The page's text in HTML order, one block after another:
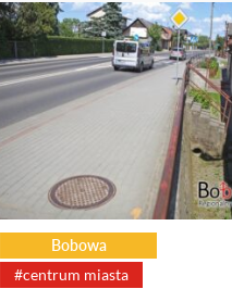
Bobowa
#centrum miasta